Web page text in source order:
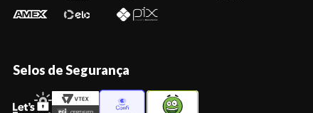
Selos de Segurança